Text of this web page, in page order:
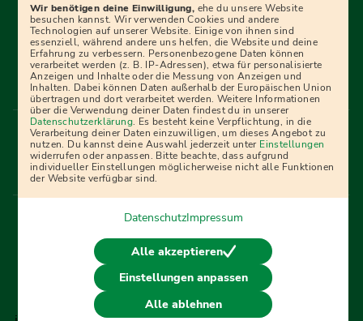
Ratgebern und Prüfungspaketen, interaktiven
Videokursen und vielem mehr. Für alle, die was werden
wollen!
Menü Fußleiste
Impressum Bildquellen Presse
Mediadaten
Partner
AGB Datenschutz
Widerrufsbelehrung
Bestellung
Affiliate Partner Cookies
Vertrag widerrufen
© 2026 Ausbildungspark Verlag. Alle Rechte vorbehalten.
Wir benötigen deine Einwilligung, ehe du unsere Website
besuchen kannst. Wir verwenden Cookies und andere
Technologien auf unserer Website. Einige von ihnen sind
essenziell, während andere uns helfen, die Website und deine
Erfahrung zu verbessern. Personenbezogene Daten können
verarbeitet werden (z. B. IP-Adressen), etwa für personalisierte
Anzeigen und Inhalte oder die Messung von Anzeigen und
Inhalten. Dabei können Daten außerhalb der Europäischen Union
übertragen und dort verarbeitet werden. Weitere Informationen
über die Verwendung deiner Daten findest du in unserer
Datenschutzerklärung. Es besteht keine Verpflichtung, in die
Verarbeitung deiner Daten einzuwilligen, um dieses Angebot zu
nutzen. Du kannst deine Auswahl jederzeit unter Einstellungen
widerrufen oder anpassen. Bitte beachte, dass aufgrund
individueller Einstellungen möglicherweise nicht alle Funktionen
der Website verfügbar sind.
DatenschutzImpressum
Alle akzeptieren
Einstellungen anpassen
Alle ablehnen